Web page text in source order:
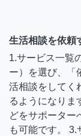
生活相談を依頼
1.サービス一覧
ー）を選び、「
活相談をしてく
るようになりま
どをサポーター
も可能です。